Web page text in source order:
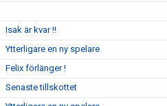
Isak är kvar !!
Ytterligare en ny spelare
Felix förlänger !
Senaste tillskottet